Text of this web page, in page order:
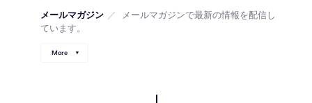
メールマガジン ／
メールマガジンで最新の情報を配信し
ています。
More